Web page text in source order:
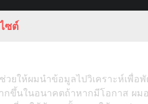
ซต์
ให้ผมนำข้อมูลไปวิเคราะห์เพื่อ
ขึ้นในอนาคตถ้าหากมีโอกาส ผ